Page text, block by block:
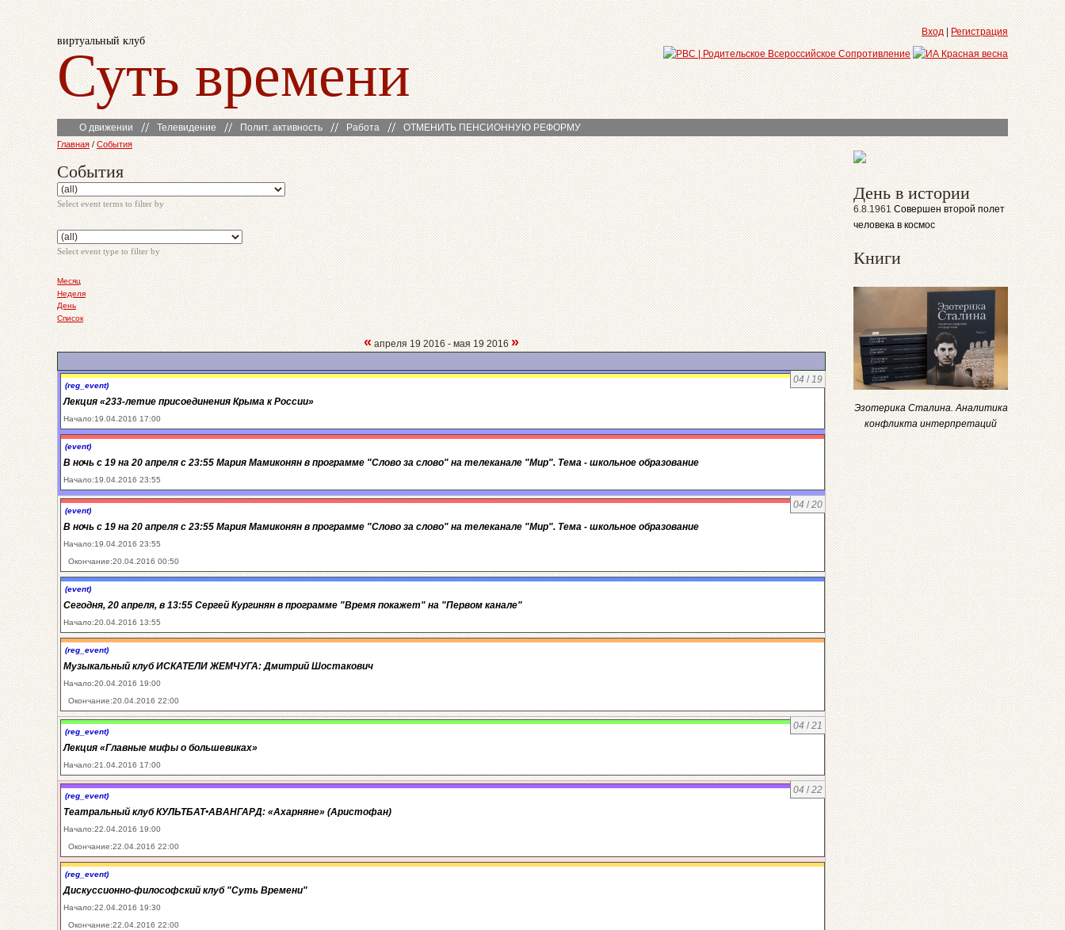
виртуальный клуб
Суть времени
Вход Регистрация
О движении Телевидение Полит. активность Работа ОТМЕНИТЬ ПЕНСИОННУЮ РЕФОРМУ
Главная / События
События
Select event terms to filter by
Select event type to filter by
Месяц
Неделя
День
Список
«апреля 19 2016 - мая 19 2016 »
04 /19
(reg_event)
Лекция «233-летие присоединения Крыма к России»
Начало:19.04.2016 17:00
(event)
В ночь с 19 на 20 апреля с 23:55 Мария Мамиконян в программе "Слово за слово" на телеканале "Мир". Тема - школьное образование
Начало:19.04.2016 23:55
04 /20
(event)
В ночь с 19 на 20 апреля с 23:55 Мария Мамиконян в программе "Слово за слово" на телеканале "Мир". Тема - школьное образование
Начало:19.04.2016 23:55
Окончание:20.04.2016 00:50
(event)
Сегодня, 20 апреля, в 13:55 Сергей Кургинян в программе "Время покажет" на "Первом канале"
Начало:20.04.2016 13:55
(reg_event)
Музыкальный клуб ИСКАТЕЛИ ЖЕМЧУГА: Дмитрий Шостакович
Начало:20.04.2016 19:00
Окончание:20.04.2016 22:00
04 /21
(reg_event)
Лекция «Главные мифы о большевиках»
Начало:21.04.2016 17:00
04 /22
(reg_event)
Театральный клуб КУЛЬТБАТ•АВАНГАРД: «Ахарняне» (Аристофан)
Начало:22.04.2016 19:00
Окончание:22.04.2016 22:00
(reg_event)
Дискуссионно-философский клуб "Суть Времени"
Начало:22.04.2016 19:30
Окончание:22.04.2016 22:00
День в истории
6.8.1961 Совершен второй полет
человека в космос
Книги
Эзотерика Сталина. Аналитика
конфликта интерпретаций